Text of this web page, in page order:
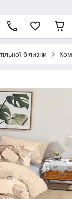
білизни